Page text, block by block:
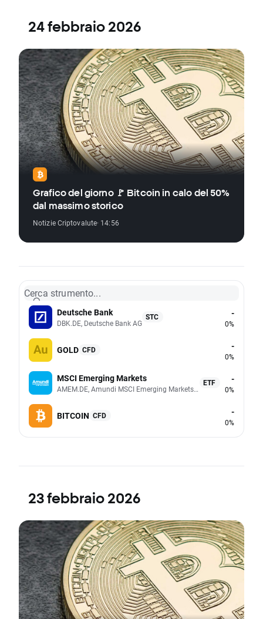
24 febbraio 2026
Grafico del giorno 🚩 Bitcoin in calo del 50%
dal massimo storico
Notizie Criptovalute· 14:56
Cerca strumento...
Deutsche Bank
DBK.DE, Deutsche Bank AG
STC -
0%
GOLD CFD -
0%
MSCI Emerging Markets
AMEM.DE, Amundi MSCI Emerging Markets UCITS (Acc EUR)
ETF -
0%
BITCOIN CFD -
0%
23 febbraio 2026